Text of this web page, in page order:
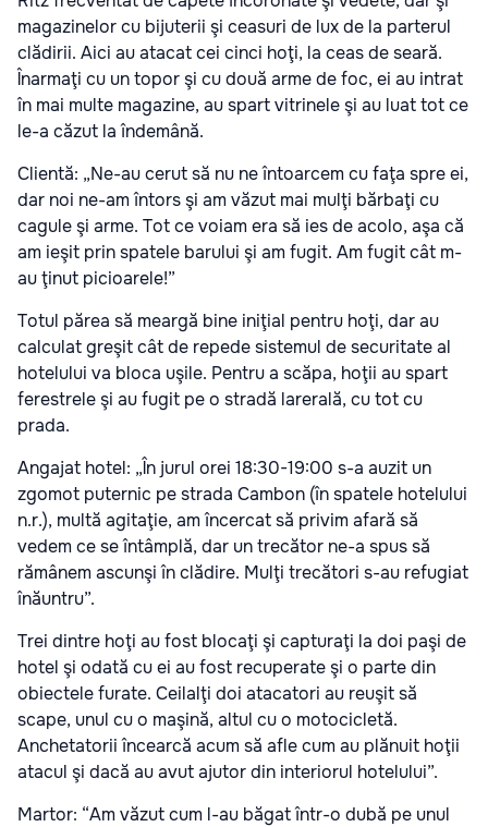
magazinelor cu bijuterii şi ceasuri de lux de la parterul
clădirii. Aici au atacat cei cinci hoţi, la ceas de seară.
Înarmaţi cu un topor şi cu două arme de foc, ei au intrat
în mai multe magazine, au spart vitrinele şi au luat tot ce
le-a căzut la îndemână.
Clientă: „Ne-au cerut să nu ne întoarcem cu faţa spre ei,
dar noi ne-am întors şi am văzut mai mulţi bărbaţi cu
cagule şi arme. Tot ce voiam era să ies de acolo, aşa că
am ieşit prin spatele barului şi am fugit. Am fugit cât m-
au ţinut picioarele!”
Totul părea să meargă bine iniţial pentru hoţi, dar au
calculat greşit cât de repede sistemul de securitate al
hotelului va bloca uşile. Pentru a scăpa, hoţii au spart
ferestrele şi au fugit pe o stradă larerală, cu tot cu
prada.
Angajat hotel: „În jurul orei 18:30-19:00 s-a auzit un
zgomot puternic pe strada Cambon (în spatele hotelului
n.r.), multă agitaţie, am încercat să privim afară să
vedem ce se întâmplă, dar un trecător ne-a spus să
rămânem ascunşi în clădire. Mulţi trecători s-au refugiat
înăuntru”.
Trei dintre hoţi au fost blocaţi şi capturaţi la doi paşi de
hotel şi odată cu ei au fost recuperate şi o parte din
obiectele furate. Ceilalţi doi atacatori au reuşit să
scape, unul cu o maşină, altul cu o motocicletă.
Anchetatorii încearcă acum să afle cum au plănuit hoţii
atacul şi dacă au avut ajutor din interiorul hotelului”.
Martor: “Am văzut cum l-au băgat într-o dubă pe unul